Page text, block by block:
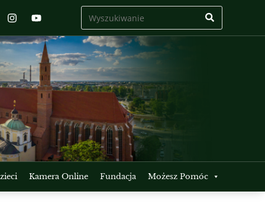
Kamera Online Fundacja Możesz Pomóc